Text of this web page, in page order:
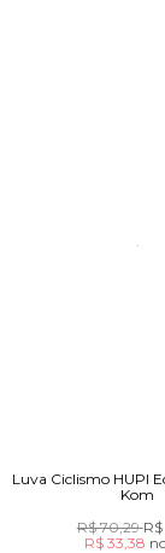
Luva Ciclismo HUPI
Kom
R$ 70,29R$
R$ 33,38